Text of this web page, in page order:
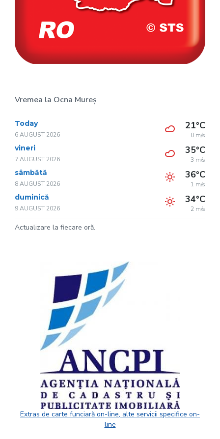
Vremea la Ocna Mureș
Today
6 AUGUST 2026
21°C
0 m/s
vineri
7 AUGUST 2026
35°C
3 m/s
sâmbătă
8 AUGUST 2026
36°C
1 m/s
duminică
9 AUGUST 2026
34°C
2 m/s
Actualizare la fiecare oră.
Extras de carte funciară on-line, alte servicii specifice on-
line